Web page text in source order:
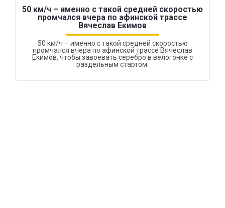
50 км/ч – именно с такой средней скоростью
промчался вчера по афинской трассе
Вячеслав Екимов
50 км/ч – именно с такой средней скоростью
промчался вчера по афинской трассе Вячеслав
Екимов, чтобы завоевать серебро в велогонке с
раздельным стартом.